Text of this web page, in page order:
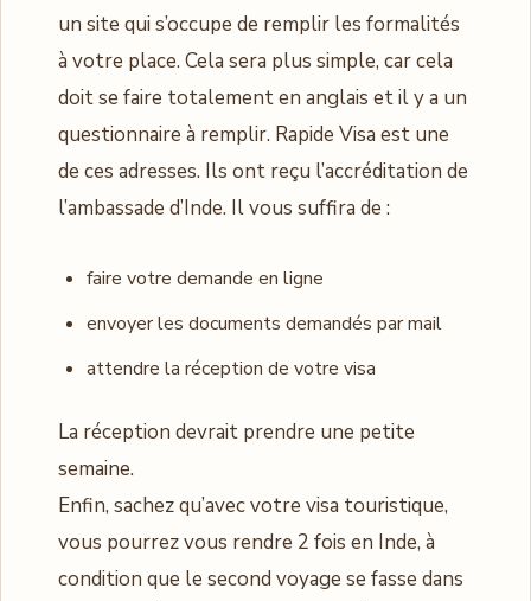
un site qui s’occupe de remplir les formalités
à votre place. Cela sera plus simple, car cela
doit se faire totalement en anglais et il y a un
questionnaire à remplir. Rapide Visa est une
de ces adresses. Ils ont reçu l’accréditation de
l’ambassade d’Inde. Il vous suffira de :
faire votre demande en ligne
envoyer les documents demandés par mail
attendre la réception de votre visa
La réception devrait prendre une petite
semaine.
Enfin, sachez qu’avec votre visa touristique,
vous pourrez vous rendre 2 fois en Inde, à
condition que le second voyage se fasse dans